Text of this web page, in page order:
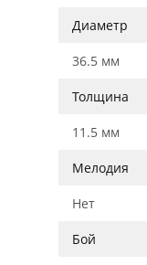
Диаметр
36.5 мм
Толщина
11.5 мм
Мелодия
Нет
Бой